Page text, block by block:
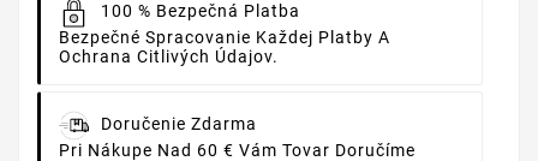
100 % Bezpečná Platba
Bezpečné Spracovanie Každej Platby A
Ochrana Citlivých Údajov.
Doručenie Zdarma
Pri Nákupe Nad 60 € Vám Tovar Doručíme